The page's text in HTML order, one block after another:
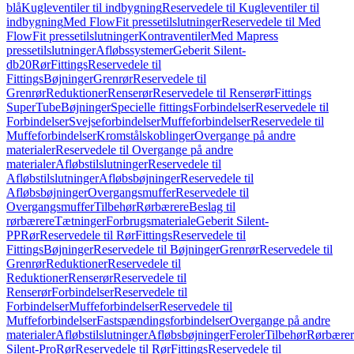
blåKugleventiler til indbygningReservedele til Kugleventiler til
indbygningMed FlowFit pressetilslutningerReservedele til Med
FlowFit pressetilslutningerKontraventilerMed Mapress
pressetilslutningerAfløbssystemerGeberit Silent-
db20RørFittingsReservedele til
FittingsBøjningerGrenrørReservedele til
GrenrørReduktionerRenserørReservedele til RenserørFittings
SuperTubeBøjningerSpecielle fittingsForbindelserReservedele til
ForbindelserSvejseforbindelserMuffeforbindelserReservedele til
MuffeforbindelserKromstålskoblingerOvergange på andre
materialerReservedele til Overgange på andre
materialerAfløbstilslutningerReservedele til
AfløbstilslutningerAfløbsbøjningerReservedele til
AfløbsbøjningerOvergangsmufferReservedele til
OvergangsmufferTilbehørRørbærereBeslag til
rørbærereTætningerForbrugsmaterialeGeberit Silent-
PPRørReservedele til RørFittingsReservedele til
FittingsBøjningerReservedele til BøjningerGrenrørReservedele til
GrenrørReduktionerReservedele til
ReduktionerRenserørReservedele til
RenserørForbindelserReservedele til
ForbindelserMuffeforbindelserReservedele til
MuffeforbindelserFastspændingsforbindelserOvergange på andre
materialerAfløbstilslutningerAfløbsbøjningerFerolerTilbehør
Silent-ProRørReservedele til RørFittingsReservedele til